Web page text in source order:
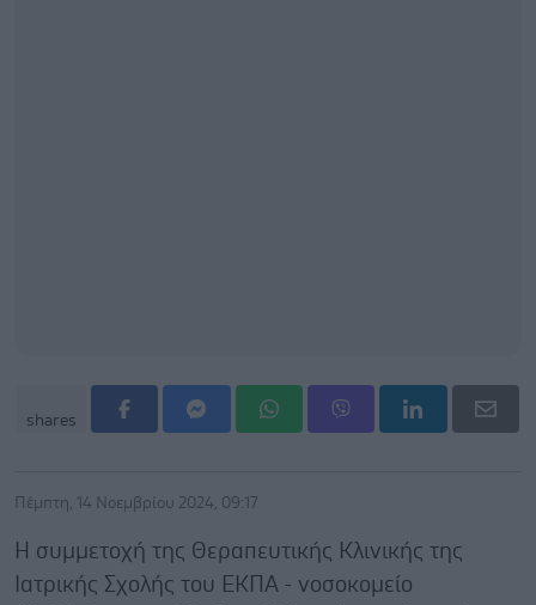
shares
Πέμπτη, 14 Νοεμβρίου 2024, 09:17
Η συμμετοχή της Θεραπευτικής Κλινικής της
Ιατρικής Σχολής του ΕΚΠΑ - νοσοκομείο